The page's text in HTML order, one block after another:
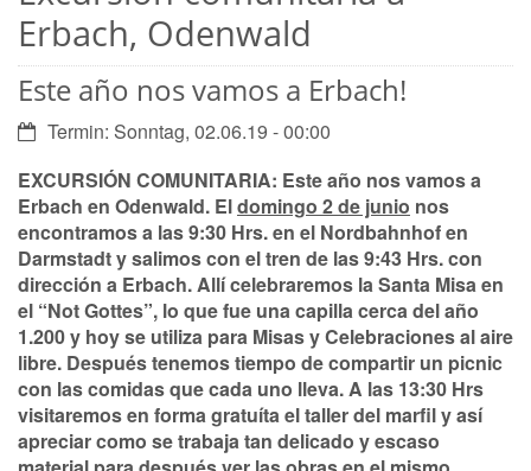
Erbach, Odenwald
Este año nos vamos a Erbach!
Datum:Termin: Sonntag, 02.06.19 - 00:00
EXCURSIÓN COMUNITARIA: Este año nos vamos a
Erbach en Odenwald. Eldomingo 2 de junio nos
encontramos a las 9:30 Hrs. en el Nordbahnhof en
Darmstadt y salimos con el tren de las 9:43 Hrs. con
dirección a Erbach. Allí celebraremos la Santa Misa en
el “Not Gottes”, lo que fue una capilla cerca del año
1.200 y hoy se utiliza para Misas y Celebraciones al aire
libre. Después tenemos tiempo de compartir un picnic
con las comidas que cada uno lleva. A las 13:30 Hrs
visitaremos en forma gratuíta eltallerdel marfil y así
apreciar como se trabaja tan delicado y escaso